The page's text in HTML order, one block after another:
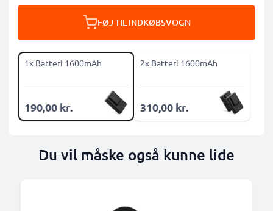
FØJ TIL INDKØBSVOGN
1x Batteri 1600mAh
190,00 kr.
2x Batteri 1600mAh
310,00 kr.
Du vil måske også kunne lide